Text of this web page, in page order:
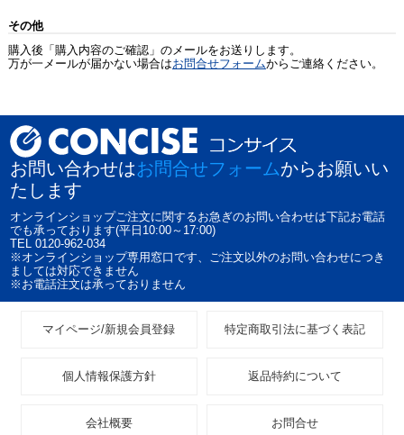
その他
購入後「購入内容のご確認」のメールをお送りします。
万が一メールが届かない場合はお問合せフォームからご連絡ください。
お問い合わせはお問合せフォームからお願いい
たします
オンラインショップご注文に関するお急ぎのお問い合わせは下記お電話
でも承っております(平日10:00～17:00)
TEL 0120-962-034
※オンラインショップ専用窓口です、ご注文以外のお問い合わせにつき
ましては対応できません
※お電話注文は承っておりません
マイページ/新規会員登録 特定商取引法に基づく表記
個人情報保護方針 返品特約について
会社概要 お問合せ